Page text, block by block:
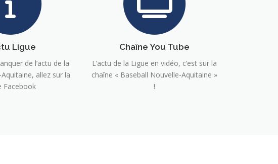
Ligue
de l’actu de la
allez sur la
Facebook
Chaîne You Tube
L’actu de la Ligue en vidéo, c’est sur la
chaîne « Baseball Nouvelle-Aquitaine »
!